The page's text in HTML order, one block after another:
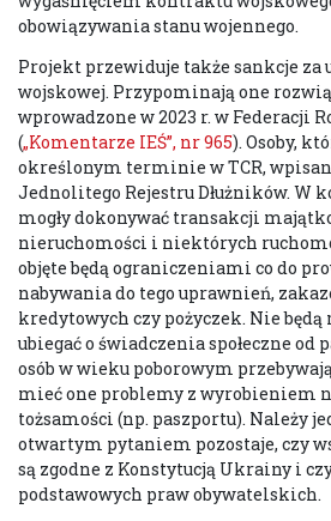
obowiązywania stanu wojennego.
Projekt przewiduje także sankcje za
wojskowej. Przypominają one
wprowadzone w 2023 r. w Federacji
(„Komentarze IEŚ”, nr 965). Osoby,
określonym terminie w TCR,
Jednolitego Rejestru Dłużników. W
mogły dokonywać transakcji
nieruchomości i niektórych
objęte będą ograniczeniami co do
nabywania do tego uprawnień,
kredytowych czy pożyczek. Nie będą
ubiegać o świadczenia społeczne od
osób w wieku poborowym
mieć one problemy z wyrobieniem
tożsamości (np. paszportu). Należy
otwartym pytaniem pozostaje, czy
są zgodne z Konstytucją Ukrainy i
podstawowych praw obywatelskich.